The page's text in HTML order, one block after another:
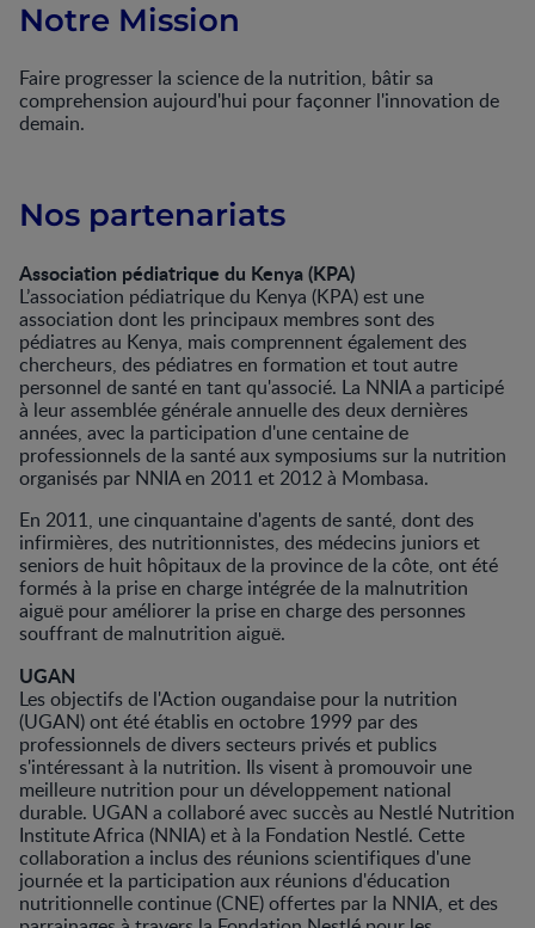
Notre Mission
Faire progresser la science de la nutrition, bâtir sa
comprehension aujourd'hui pour façonner l'innovation de
demain.
Nos partenariats
Association pédiatrique du Kenya (KPA)
L’association pédiatrique du Kenya (KPA) est une
association dont les principaux membres sont des
pédiatres au Kenya, mais comprennent également des
chercheurs, des pédiatres en formation et tout autre
personnel de santé en tant qu'associé. La NNIA a participé
à leur assemblée générale annuelle des deux dernières
années, avec la participation d'une centaine de
professionnels de la santé aux symposiums sur la nutrition
organisés par NNIA en 2011 et 2012 à Mombasa.
En 2011, une cinquantaine d'agents de santé, dont des
infirmières, des nutritionnistes, des médecins juniors et
seniors de huit hôpitaux de la province de la côte, ont été
formés à la prise en charge intégrée de la malnutrition
aiguë pour améliorer la prise en charge des personnes
souffrant de malnutrition aiguë.
UGAN
Les objectifs de l'Action ougandaise pour la nutrition
(UGAN) ont été établis en octobre 1999 par des
professionnels de divers secteurs privés et publics
s'intéressant à la nutrition. Ils visent à promouvoir une
meilleure nutrition pour un développement national
durable. UGAN a collaboré avec succès au Nestlé Nutrition
Institute Africa (NNIA) et à la Fondation Nestlé. Cette
collaboration a inclus des réunions scientifiques d'une
journée et la participation aux réunions d'éducation
nutritionnelle continue (CNE) offertes par la NNIA, et des